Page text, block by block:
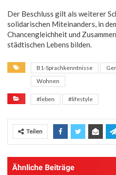
Der Beschluss gilt als weiterer
solidarischen Miteinanders, in
Chancengleichheit und
städtischen Lebens bilden.
B1-Sprachkenntnisse
Wohnen
#leben #lifestyle
Teilen
Ähnliche Beiträge